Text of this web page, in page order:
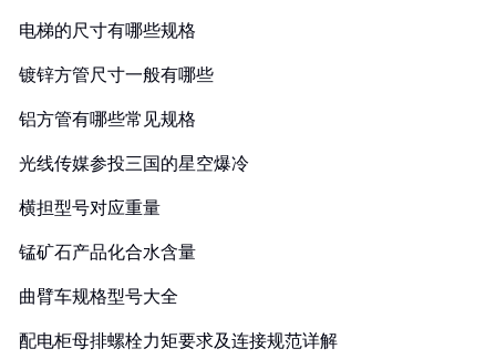
电梯的尺寸有哪些规格
镀锌方管尺寸一般有哪些
铝方管有哪些常见规格
光线传媒参投三国的星空爆冷
横担型号对应重量
锰矿石产品化合水含量
曲臂车规格型号大全
配电柜母排螺栓力矩要求及连接规范详解